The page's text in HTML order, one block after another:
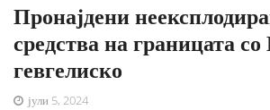
Пронајдени
средства на границата со
гевгелиско
јули 5, 2024